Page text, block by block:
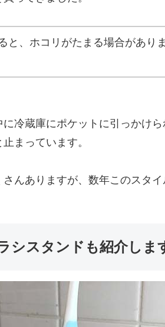
と、ホコリがたまる場合があり
冷蔵庫にポケットに引っかけ
まっています。
んありますが、数年このスタイ
シスタンドも紹介しま